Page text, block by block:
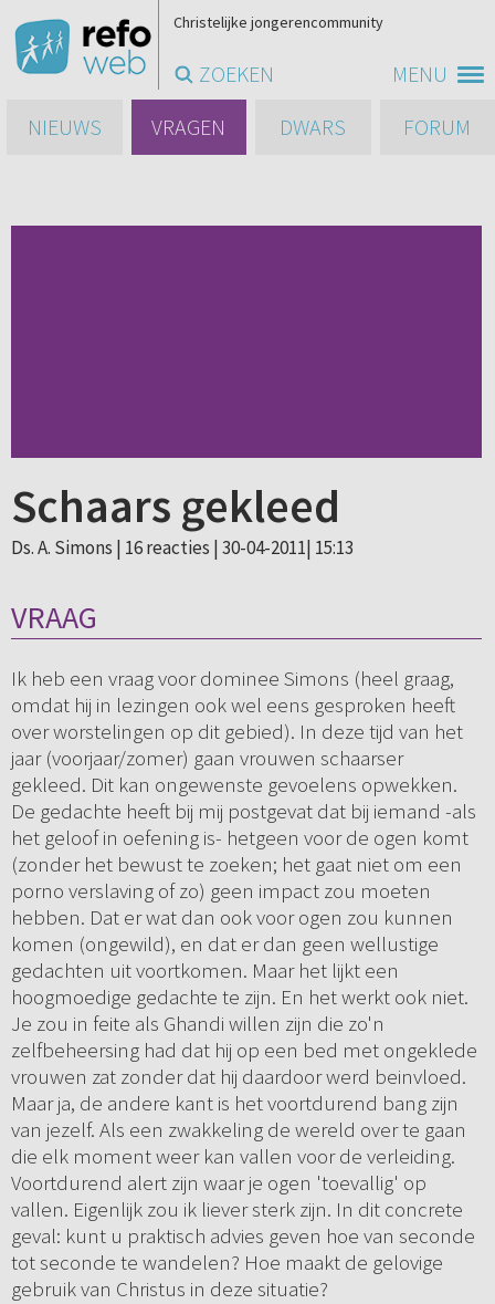
MENU
Christelijke jongerencommunity
ZOEKEN
NIEUWS
VRAGEN DWARS FORUM
Schaars gekleed
Ds. A. Simons | 16 reacties | 30-04-2011| 15:13
VRAAG
Ik heb een vraag voor dominee Simons (heel graag,
omdat hij in lezingen ook wel eens gesproken heeft
over worstelingen op dit gebied). In deze tijd van het
jaar (voorjaar/zomer) gaan vrouwen schaarser
gekleed. Dit kan ongewenste gevoelens opwekken.
De gedachte heeft bij mij postgevat dat bij iemand -als
het geloof in oefening is- hetgeen voor de ogen komt
(zonder het bewust te zoeken; het gaat niet om een
porno verslaving of zo) geen impact zou moeten
hebben. Dat er wat dan ook voor ogen zou kunnen
komen (ongewild), en dat er dan geen wellustige
gedachten uit voortkomen. Maar het lijkt een
hoogmoedige gedachte te zijn. En het werkt ook niet.
Je zou in feite als Ghandi willen zijn die zo'n
zelfbeheersing had dat hij op een bed met ongeklede
vrouwen zat zonder dat hij daardoor werd beinvloed.
Maar ja, de andere kant is het voortdurend bang zijn
van jezelf. Als een zwakkeling de wereld over te gaan
die elk moment weer kan vallen voor de verleiding.
Voortdurend alert zijn waar je ogen 'toevallig' op
vallen. Eigenlijk zou ik liever sterk zijn. In dit concrete
geval: kunt u praktisch advies geven hoe van seconde
tot seconde te wandelen? Hoe maakt de gelovige
gebruik van Christus in deze situatie?